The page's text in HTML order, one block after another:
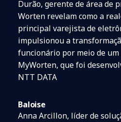
Durão, gerente de área de
Worten revelam como a
principal varejista de
impulsionou a
funcionário por meio de
MyWorten, que foi
NTT DATA
Baloise
Anna Arcillon, líder de